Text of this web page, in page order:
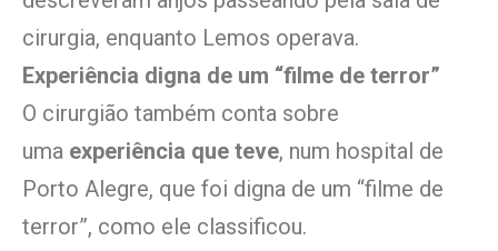
cirurgia, enquanto Lemos operava.
Experiência digna de um “filme de terror”
O cirurgião também conta sobre
uma experiência que teve, num hospital de
Porto Alegre, que foi digna de um “filme de
terror”, como ele classificou.